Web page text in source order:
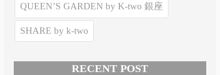
QUEEN’S GARDEN by K-two 銀座
SHARE by k-two
RECENT POST